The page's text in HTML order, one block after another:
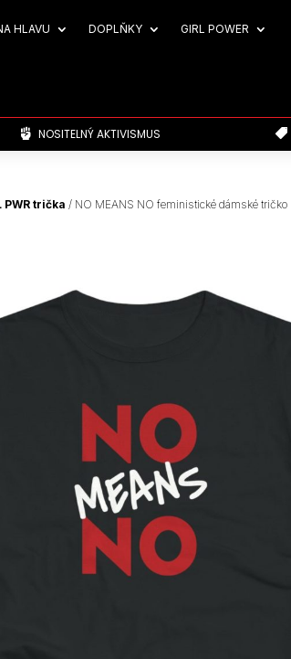
HLAVU DOPLŇKY GIRL POWER
 NOSITELNÝ AKTIVISMUS 
PWR trička / NO MEANS NO feministické dámské tričko